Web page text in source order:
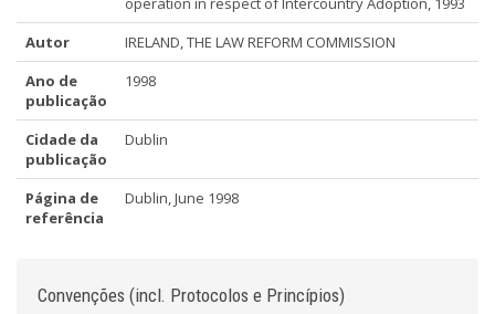
Autor
IRELAND, THE LAW REFORM COMMISSION
Ano de
publicação
1998
Cidade da
publicação
Dublin
Página de
referência
Dublin, June 1998
Convenções (incl. Protocolos e Princípios)